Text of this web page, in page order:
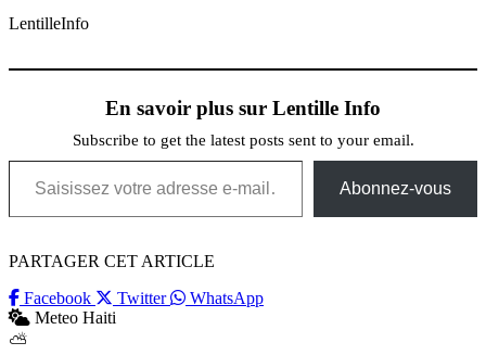
LentilleInfo
En savoir plus sur Lentille Info
Subscribe to get the latest posts sent to your email.
Saisissez votre adresse e-mail…
Abonnez-vous
PARTAGER CET ARTICLE
Facebook
Twitter
WhatsApp
Meteo Haiti
⛅